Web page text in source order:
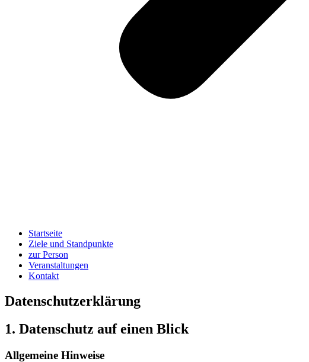
Startseite
Ziele und Standpunkte
zur Person
Veranstaltungen
Kontakt
Datenschutzerklärung
1. Datenschutz auf einen Blick
Allgemeine Hinweise